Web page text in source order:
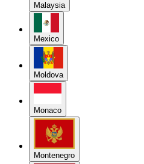
Malaysia
Mexico
Moldova
Monaco
Montenegro